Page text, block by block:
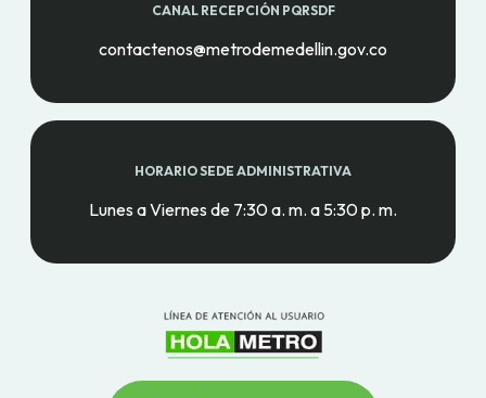
CANAL RECEPCIÓN PQRSDF
contactenos@metrodemedellin.gov.co
HORARIO SEDE ADMINISTRATIVA
Lunes a Viernes de 7:30 a. m. a 5:30 p. m.